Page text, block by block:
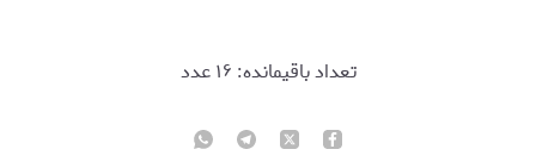
تعداد باقیمانده: ۱۶عدد